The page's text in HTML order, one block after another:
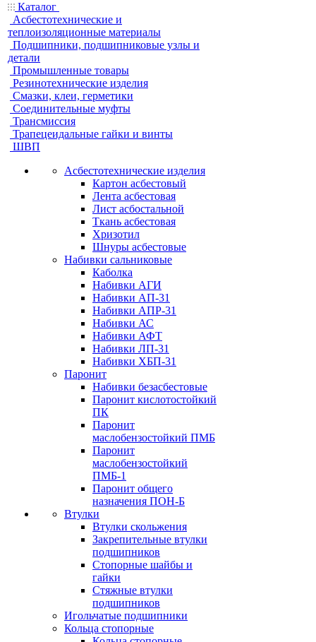
Каталог
Асбестотехнические и
теплоизоляционные материалы
Подшипники, подшипниковые узлы и
детали
Промышленные товары
Резинотехнические изделия
Смазки, клеи, герметики
Соединительные муфты
Трансмиссия
Трапецеидальные гайки и винты
ШВП
Асбестотехнические изделия
Картон асбестовый
Лента асбестовая
Лист асбостальной
Ткань асбестовая
Хризотил
Шнуры асбестовые
Набивки сальниковые
Каболка
Набивки АГИ
Набивки АП-31
Набивки АПР-31
Набивки АС
Набивки АФТ
Набивки ЛП-31
Набивки ХБП-31
Паронит
Набивки безасбестовые
Паронит кислотостойкий
ПК
Паронит
маслобензостойкий ПМБ
Паронит
маслобензостойкий
ПМБ-1
Паронит общего
назначения ПОН-Б
Втулки
Втулки скольжения
Закрепительные втулки
подшипников
Стопорные шайбы и
гайки
Стяжные втулки
подшипников
Игольчатые подшипники
Кольца стопорные